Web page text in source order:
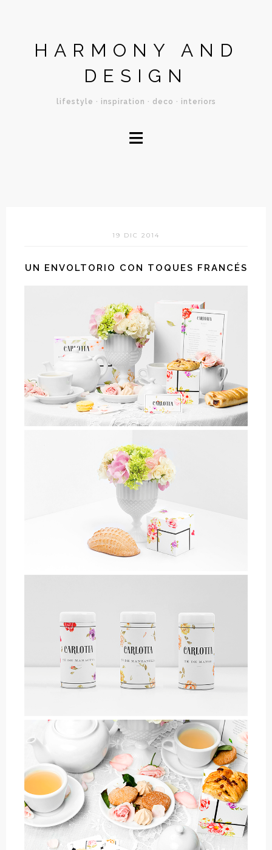
HARMONY AND
DESIGN
lifestyle · inspiration · deco · interiors
≡
19 DIC 2014
UN ENVOLTORIO CON TOQUES FRANCÉS